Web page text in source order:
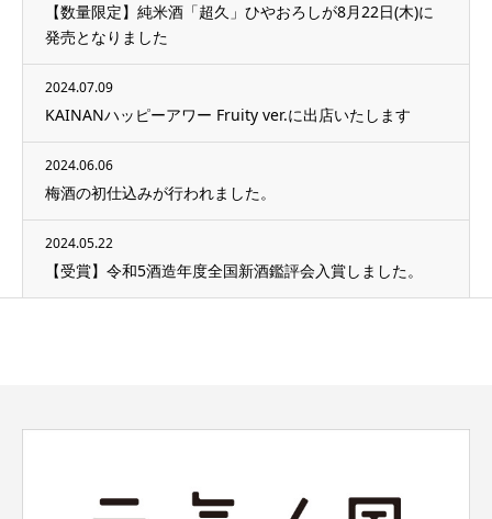
【数量限定】純米酒「超久」ひやおろしが8月22日(木)に
発売となりました
2024.07.09
KAINANハッピーアワー Fruity ver.に出店いたします
2024.06.06
梅酒の初仕込みが行われました。
2024.05.22
【受賞】令和5酒造年度全国新酒鑑評会入賞しました。